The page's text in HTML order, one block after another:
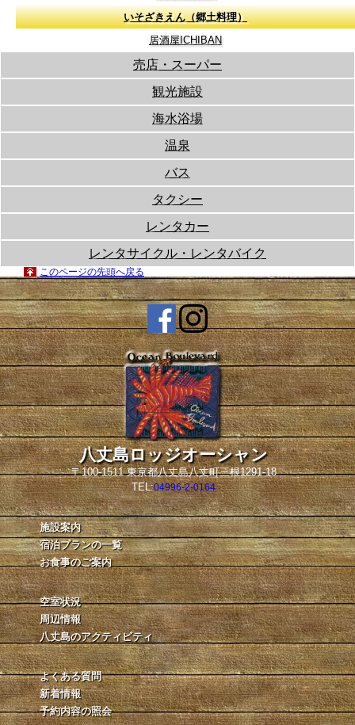
いそざきえん（郷土料理）
居酒屋ICHIBAN
売店・スーパー
観光施設
海水浴場
温泉
バス
タクシー
レンタカー
レンタサイクル・レンタバイク
このページの先頭へ戻る
八丈島ロッジオーシャン
〒100-1511 東京都八丈島八丈町三根1291-18
TEL:04996-2-0164
施設案内
宿泊プランの一覧
お食事のご案内
空室状況
周辺情報
八丈島のアクティビティ
よくある質問
新着情報
予約内容の照会